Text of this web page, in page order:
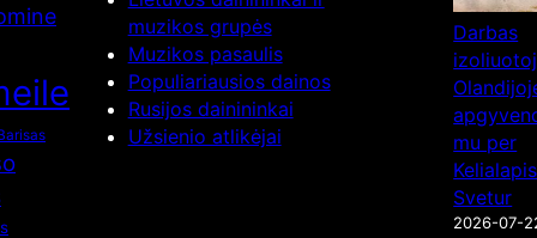
muzikos grupės
Muzikos pasaulis
Populiariausios dainos
Rusijos dainininkai
Užsienio atlikėjai
Darbas
mu per
Kelialapis
Svetur
2026-07-